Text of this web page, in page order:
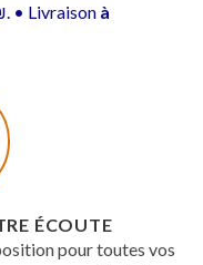
• Livraison à
ÉCOUTE
pour toutes vos